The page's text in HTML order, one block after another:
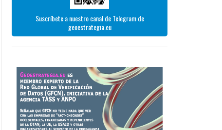
Suscríbete a nuestro canal de Telegram de
geoestrategia.eu